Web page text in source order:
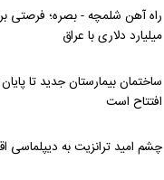
میلیارد دلاری با عراق
ساختمان بیمارستان جدید تا
افتتاح است
چشم امید ترانزیت به دیپلماسی